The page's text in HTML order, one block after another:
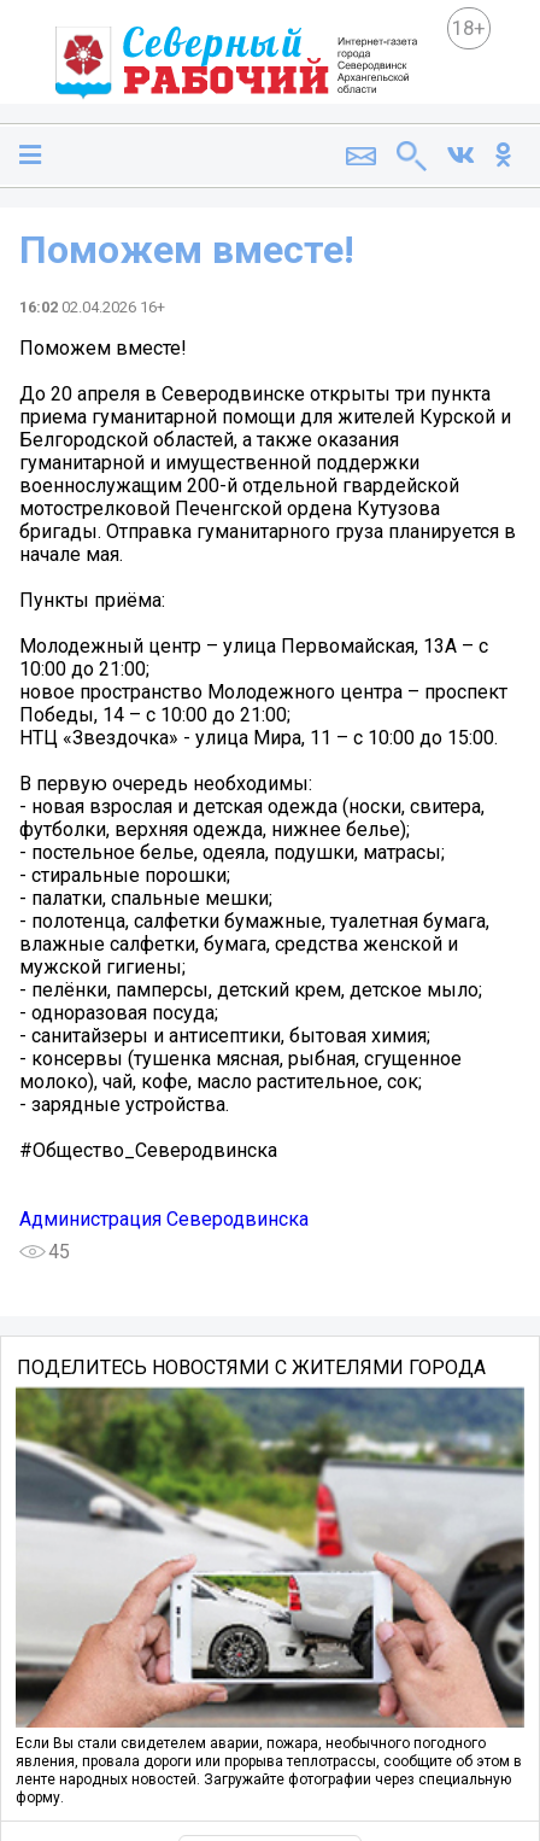
18+
Поможем вместе!
16:02 02.04.2026 16+
Поможем вместе!
До 20 апреля в Северодвинске открыты три пункта
приема гуманитарной помощи для жителей Курской и
Белгородской областей, а также оказания
гуманитарной и имущественной поддержки
военнослужащим 200-й отдельной гвардейской
мотострелковой Печенгской ордена Кутузова
бригады. Отправка гуманитарного груза планируется в
начале мая.
Пункты приёма:
Молодежный центр – улица Первомайская, 13А – с
10:00 до 21:00;
новое пространство Молодежного центра – проспект
Победы, 14 – с 10:00 до 21:00;
НТЦ «Звездочка» - улица Мира, 11 – с 10:00 до 15:00.
В первую очередь необходимы:
- новая взрослая и детская одежда (носки, свитера,
футболки, верхняя одежда, нижнее белье);
- постельное белье, одеяла, подушки, матрасы;
- стиральные порошки;
- палатки, спальные мешки;
- полотенца, салфетки бумажные, туалетная бумага,
влажные салфетки, бумага, средства женской и
мужской гигиены;
- пелёнки, памперсы, детский крем, детское мыло;
- одноразовая посуда;
- санитайзеры и антисептики, бытовая химия;
- консервы (тушенка мясная, рыбная, сгущенное
молоко), чай, кофе, масло растительное, сок;
- зарядные устройства.
#Общество_Северодвинска
Администрация Северодвинска
45
ПОДЕЛИТЕСЬ НОВОСТЯМИ С ЖИТЕЛЯМИ ГОРОДА
Если Вы стали свидетелем аварии, пожара, необычного погодного
явления, провала дороги или прорыва теплотрассы, сообщите об этом в
ленте народных новостей. Загружайте фотографии через специальную
форму.